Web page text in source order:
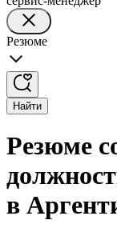
Резюме
Найти
Резюме
в